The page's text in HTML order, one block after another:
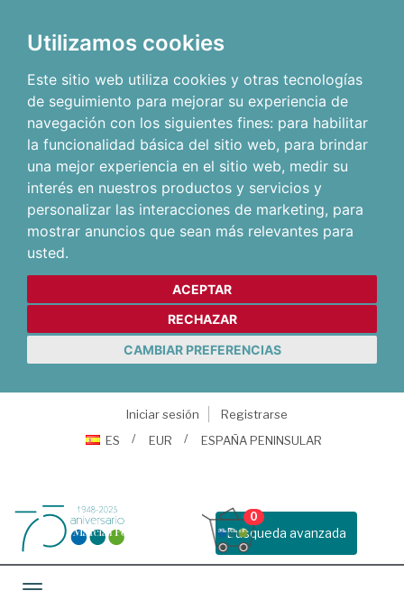
Utilizamos cookies
Este sitio web utiliza cookies y otras tecnologías
de seguimiento para mejorar su experiencia de
navegación con los siguientes fines: para habilitar
la funcionalidad básica del sitio web, para brindar
una mejor experiencia en el sitio web, medir su
interés en nuestros productos y servicios y
personalizar las interacciones de marketing, para
mostrar anuncios que sean más relevantes para
usted.
ACEPTAR
RECHAZAR
CAMBIAR PREFERENCIAS
Iniciar sesión
Registrarse
ES
EUR ESPAÑA PENINSULAR
Busqueda avanzada
0